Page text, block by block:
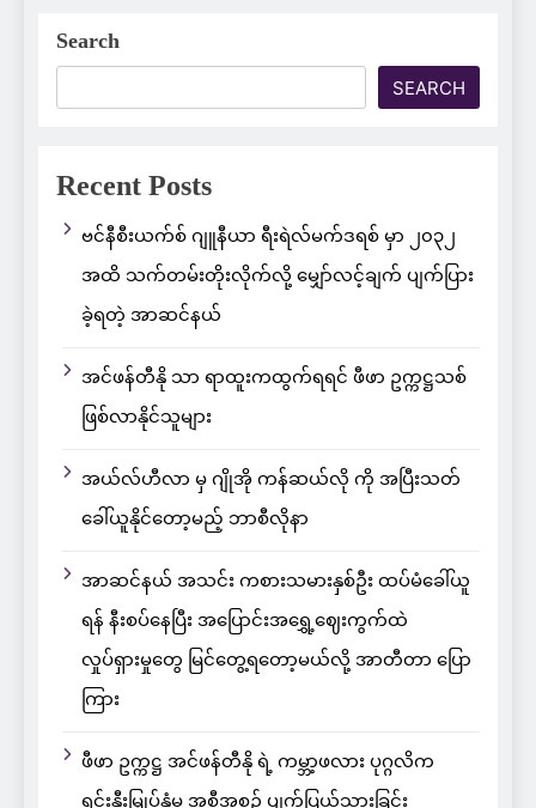
Search
SEARCH
Recent Posts
ဗင်နီစီးယက်စ် ဂျူနီယာ ရီးရဲလ်မက်ဒရစ် မှာ ၂၀၃၂
အထိ သက်တမ်းတိုးလိုက်လို့ မျှော်လင့်ချက် ပျက်ပြား
ခဲ့ရတဲ့ အာဆင်နယ်
အင်ဖန်တီနို သာ ရာထူးကထွက်ရရင် ဖီဖာ ဥက္ကဋ္ဌသစ်
ဖြစ်လာနိုင်သူများ
အယ်လ်ဟီလာ မှ ဂျိုအို ကန်ဆယ်လို ကို အပြီးသတ်
ခေါ်ယူနိုင်တော့မည့် ဘာစီလိုနာ
အာဆင်နယ် အသင်း ကစားသမားနှစ်ဦး ထပ်မံခေါ်ယူ
ရန် နီးစပ်နေပြီး အပြောင်းအရွှေ့ဈေးကွက်ထဲ
လှုပ်ရှားမှုတွေ မြင်တွေ့ရတော့မယ်လို့ အာတီတာ ပြော
ကြား
ဖီဖာ ဥက္ကဋ္ဌ အင်ဖန်တီနို ရဲ့ ကမ္ဘာ့ဖလား ပုဂ္ဂလိက
ရင်းနှီးမြှုပ်နှံမှု အစီအစဉ် ပျက်ပြယ်သွားခြင်း